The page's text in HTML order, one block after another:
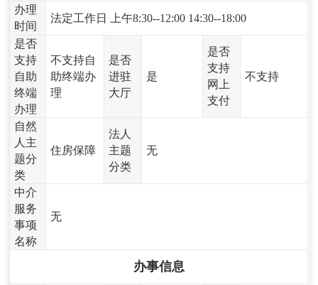
办理
时间
法定工作日 上午8:30--12:00 14:30--18:00
是否
支持
自助
终端
办理
不支持自
助终端办
理
是否
进驻
大厅
是
是否
支持
网上
支付
不支持
自然
人主
题分
类
住房保障
法人
主题
分类
无
中介
服务
事项
名称
无
办事信息